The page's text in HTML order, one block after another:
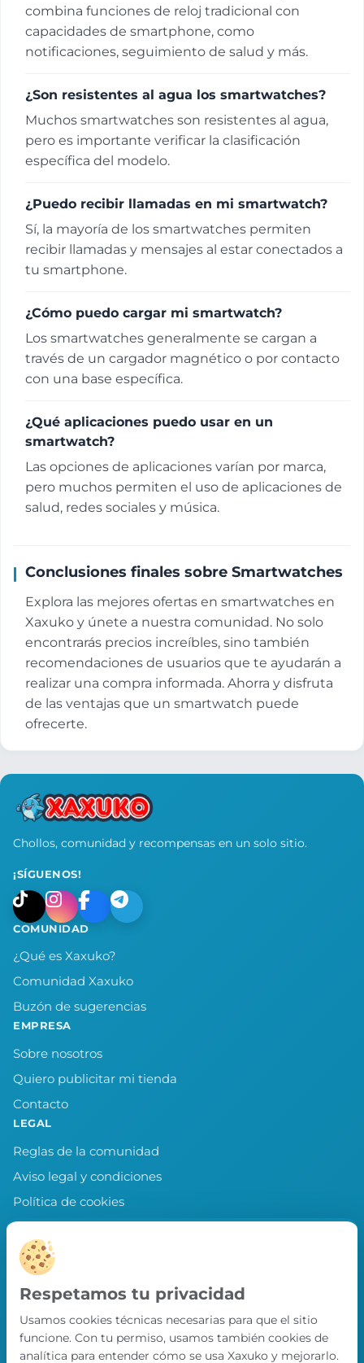
combina funciones de reloj tradicional con
capacidades de smartphone, como
notificaciones, seguimiento de salud y más.
¿Son resistentes al agua los smartwatches?
Muchos smartwatches son resistentes al agua,
pero es importante verificar la clasificación
específica del modelo.
¿Puedo recibir llamadas en mi smartwatch?
Sí, la mayoría de los smartwatches permiten
recibir llamadas y mensajes al estar conectados a
tu smartphone.
¿Cómo puedo cargar mi smartwatch?
Los smartwatches generalmente se cargan a
través de un cargador magnético o por contacto
con una base específica.
¿Qué aplicaciones puedo usar en un
smartwatch?
Las opciones de aplicaciones varían por marca,
pero muchos permiten el uso de aplicaciones de
salud, redes sociales y música.
Conclusiones finales sobre Smartwatches
Explora las mejores ofertas en smartwatches en
Xaxuko y únete a nuestra comunidad. No solo
encontrarás precios increíbles, sino también
recomendaciones de usuarios que te ayudarán a
realizar una compra informada. Ahorra y disfruta
de las ventajas que un smartwatch puede
ofrecerte.
Chollos, comunidad y recompensas en un solo sitio.
¡SÍGUENOS!
COMUNIDAD
¿Qué es Xaxuko?
Comunidad Xaxuko
Buzón de sugerencias
EMPRESA
Sobre nosotros
Quiero publicitar mi tienda
Contacto
LEGAL
Reglas de la comunidad
Aviso legal y condiciones
Política de cookies
Política de privacidad
Preferencias de cookies
LLEVA XAXUKO CONTIGO
Chollos, misiones y recompensas desde
nuestra APP.
PRÓXIMAMENTE EN
Respetamos tu privacidad
Usamos cookies técnicas necesarias para que el sitio
funcione. Con tu permiso, usamos también cookies de
analítica para entender cómo se usa Xaxuko y mejorarlo.